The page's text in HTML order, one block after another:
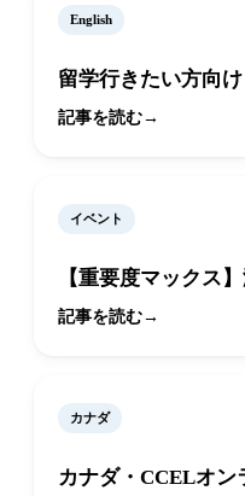
English
留学行きたい方向
記事を読む
イベント
【重要度マックス
記事を読む
カナダ
カナダ・CCELオン